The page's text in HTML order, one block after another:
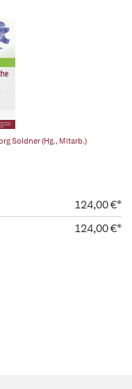
Soldner (Hg., Mitarb.)
124,00 €*
124,00 €*